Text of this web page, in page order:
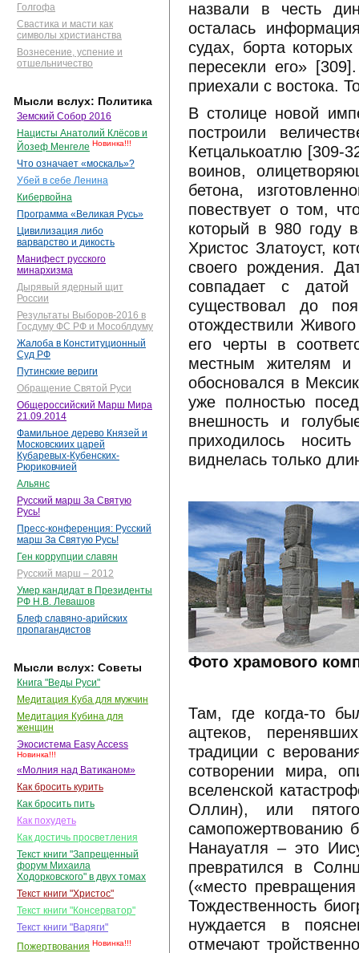
Голгофа
Свастика и масти как
символы христианства
Вознесение, успение и
отшельничество
Мысли вслух: Политика
Земский Собор 2016
Нацисты Анатолий Клёсов и
Йозеф Менгеле Новинка!!!
Что означает «москаль»?
Убей в себе Ленина
Кибервойна
Программа «Великая Русь»
Цивилизация либо
варварство и дикость
Манифест русского
минархизма
Дырявый ядерный щит
России
Результаты Выборов-2016 в
Госдуму ФС РФ и Мособлдуму
Жалоба в Конституционный
Суд РФ
Путинские вериги
Обращение Святой Руси
Общероссийский Марш Мира
21.09.2014
Фамильное дерево Князей и
Московскиих царей
Кубаревых-Кубенских-
Рюриковчией
Альянс
Русский марш За Святую
Русь!
Пресс-конференция: Русский
марш За Святую Русь!
Ген коррупции славян
Русский марш – 2012
Умер кандидат в Президенты
РФ Н.В. Левашов
Блеф славяно-арийских
пропагандистов
Мысли вслух: Советы
Книга "Веды Руси"
Медитация Куба для мужчин
Медитация Кубина для
женщин
Экосистема Easy Access
Новинка!!!
«Молния над Ватиканом»
Как бросить курить
Как бросить пить
Как похудеть
Как достичь просветления
Текст книги "Запрещенный
форум Михаила
Ходорковского" в двух томах
Текст книги "Христос"
Текст книги "Консерватор"
Текст книги "Варяги"
Пожертвования Новинка!!!
назвали в честь
осталась
судах, борта
пересекли его»
приехали с востока.
В столице новой
построили
Кетцалькоатлю [309-
воинов,
бетона,
повествует о том,
который в 980 году
Христос Златоуст,
своего рождения.
совпадает с датой
существовал до
отождествили
его черты в
местным жителям и
обосновался в
уже полностью
внешность и
приходилось
виднелась только
Фото храмового
Там, где когда-то
ацтеков,
традиции с
сотворении мира,
вселенской
Оллин), или
самопожертвованию
Нанауатля – это
превратился в
(«место
Тождественность
нуждается в
отмечают